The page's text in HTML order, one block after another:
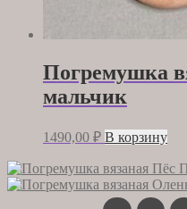
Погремушка
мальчик
1490,00 ₽ В корзину